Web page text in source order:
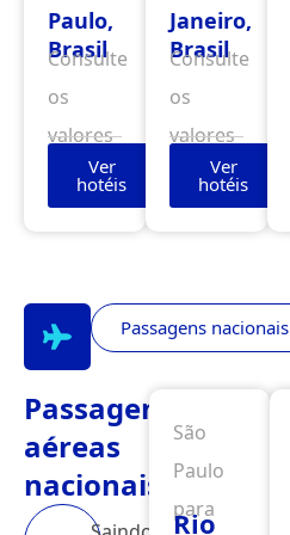
Paulo,
Brasil
Consulte
os
valores
Ver
hotéis
Janeiro,
Brasil
Consulte
os
valores
Ver
hotéis
Passagens nacionais
Passagens
aéreas
nacionais
São
Paulo
para
Rio